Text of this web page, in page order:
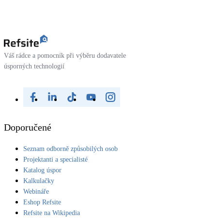
Váš rádce a pomocník při výběru dodavatele
úsporných technologií
Doporučené
Seznam odborně způsobilých osob
Projektanti a specialisté
Katalog úspor
Kalkulačky
Webináře
Eshop Refsite
Refsite na Wikipedia